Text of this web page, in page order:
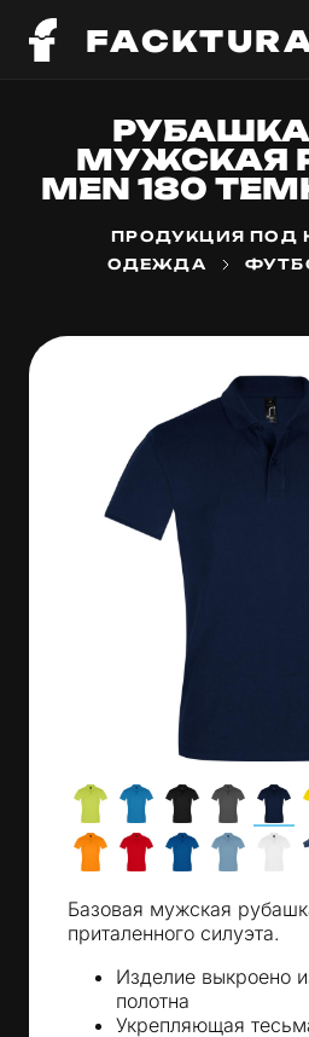
МУЖСКАЯ
MEN 180
ПРОДУКЦИЯ ПОД
ОДЕЖДА
Базовая мужская
приталенного силуэта.
Изделие выкроено
полотна
Укрепляющая